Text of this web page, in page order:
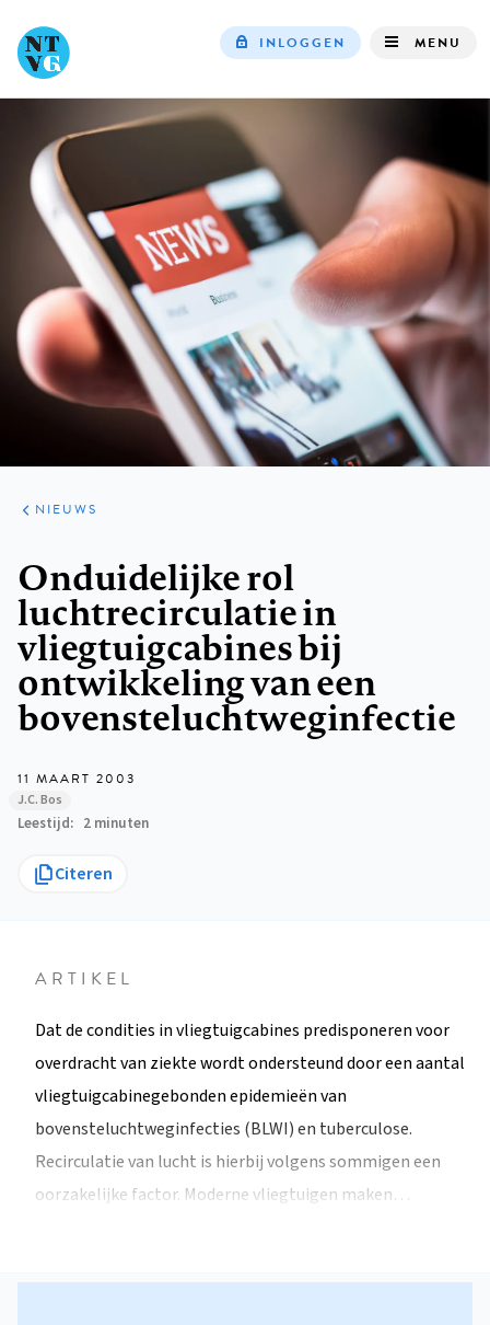
INLOGGEN MENU
ARTIKELEN
HET
KORT
NIEUWS
Onduidelijke rol
luchtrecirculatie in
vliegtuigcabines bij
ontwikkeling van een
bovensteluchtweginfectie
11 MAART 2003
J.C. Bos
Leestijd 2 minuten
Citeren
ARTIKEL
Dat de condities in vliegtuigcabines predisponeren voor
overdracht van ziekte wordt ondersteund door een aantal
vliegtuigcabinegebonden epidemieën van
bovensteluchtweginfecties (BLWI) en tuberculose.
Recirculatie van lucht is hierbij volgens sommigen een
oorzakelijke factor. Moderne vliegtuigen maken…